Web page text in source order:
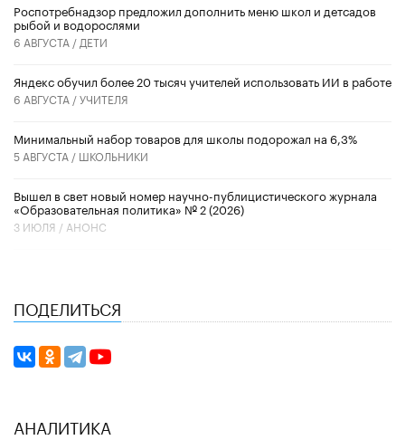
Роспотребнадзор предложил дополнить меню школ и детсадов
рыбой и водорослями
6 АВГУСТА / ДЕТИ
​Яндекс обучил более 20 тысяч учителей использовать ИИ в работе
6 АВГУСТА /УЧИТЕЛЯ
Минимальный набор товаров для школы подорожал на 6,3%
5 АВГУСТА / ШКОЛЬНИКИ
Вышел в свет новый номер научно-публицистического журнала
«Образовательная политика» № 2 (2026)
3 ИЮЛЯ / АНОНС
ПОДЕЛИТЬСЯ
АНАЛИТИКА